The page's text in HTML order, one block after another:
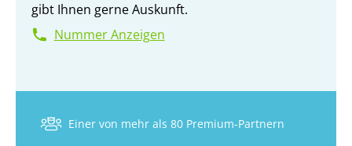
gibt Ihnen gerne Auskunft.
Nummer Anzeigen
Einer von mehr als 80 Premium-Partnern